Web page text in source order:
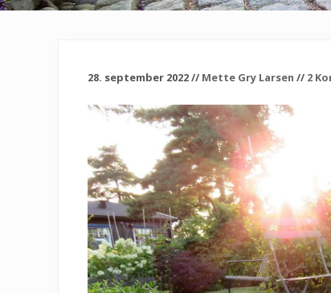
28. september 2022// Mette Gry Larsen // 2